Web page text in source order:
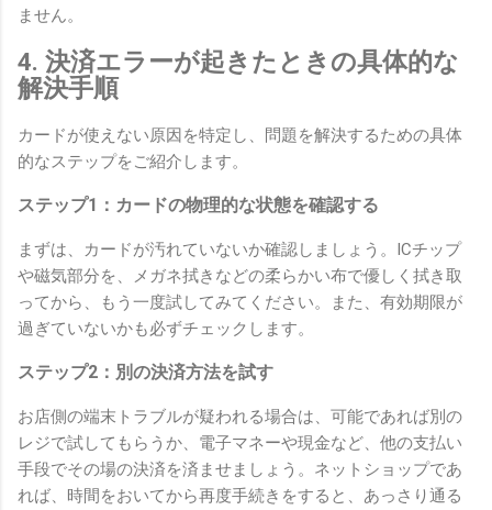
ません。
4. 決済エラーが起きたときの具体的な
解決手順
カードが使えない原因を特定し、問題を解決するための具体
的なステップをご紹介します。
ステップ1：カードの物理的な状態を確認する
まずは、カードが汚れていないか確認しましょう。ICチップ
や磁気部分を、メガネ拭きなどの柔らかい布で優しく拭き取
ってから、もう一度試してみてください。また、有効期限が
過ぎていないかも必ずチェックします。
ステップ2：別の決済方法を試す
お店側の端末トラブルが疑われる場合は、可能であれば別の
レジで試してもらうか、電子マネーや現金など、他の支払い
手段でその場の決済を済ませましょう。ネットショップであ
れば、時間をおいてから再度手続きをすると、あっさり通る